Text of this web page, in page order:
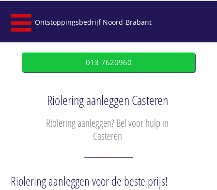
Ontstoppingsbedrijf Noord-Brabant
013-7620960
Riolering aanleggen Casteren
Riolering aanleggen? Bel voor hulp in
Casteren
Riolering aanleggen voor de beste prijs!